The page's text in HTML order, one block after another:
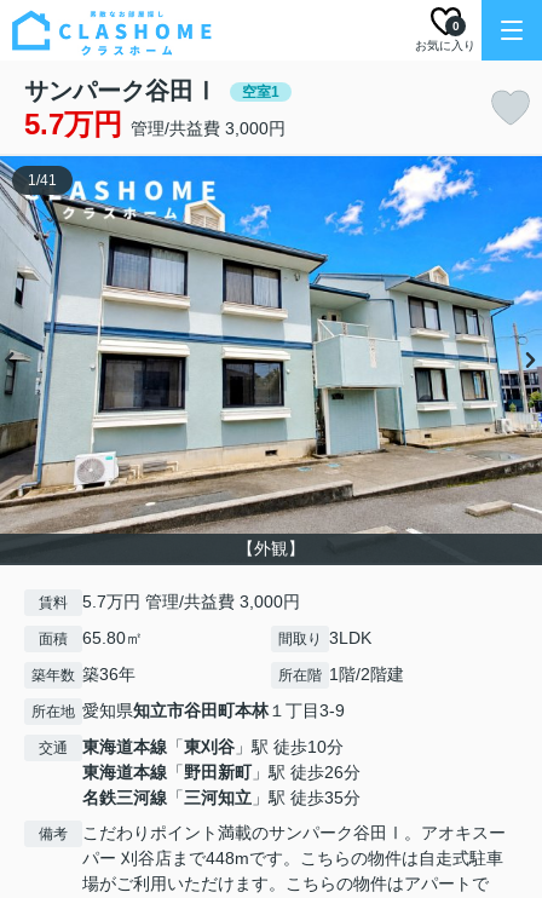
お気に入り
0
サンパーク谷田Ⅰ 空室1
5.7万円 管理/共益費 3,000円
【外観】
1/41
賃料 5.7万円 管理/共益費 3,000円
面積 65.80㎡ 間取り 3LDK
築年数 築36年 所在階 1階/2階建
所在地 愛知県知立市谷田町本林１丁目3-9
交通 東海道本線 「東刈谷 」駅 徒歩10分
東海道本線 「野田新町」駅 徒歩26分
名鉄三河線 「三河知立 」駅 徒歩35分
備考
こだわりポイント満載のサンパーク谷田Ⅰ。アオキスー
パー 刈谷店まで448mです。こちらの物件は自走式駐車
場がご利用いただけます。こちらの物件はアパートで